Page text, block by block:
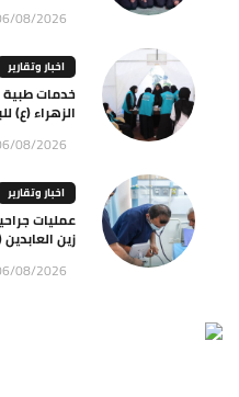
08/2026
اخبار وتقارير
خدمات طبية
الزهراء (ع)
08/2026
اخبار وتقارير
عمليات
زين
08/2026